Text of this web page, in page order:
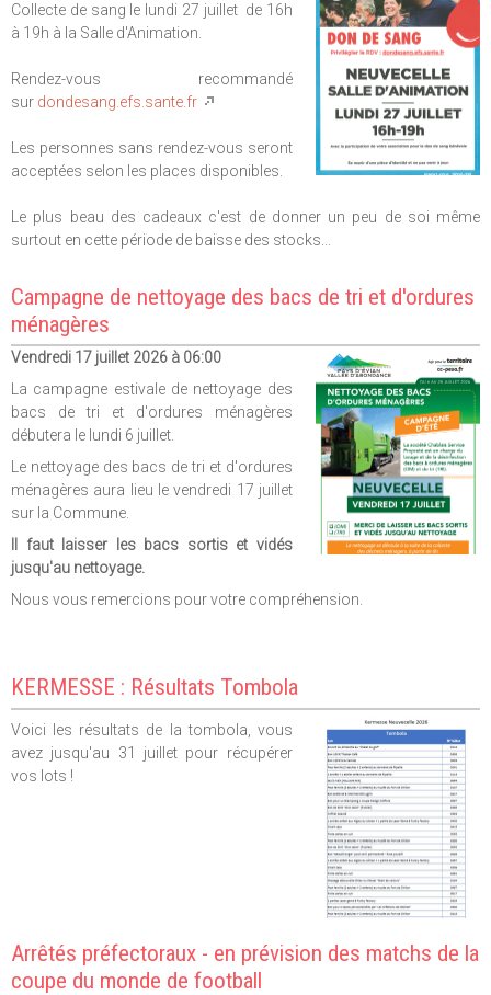
Collecte de sang le lundi 27 juillet de 16h
à 19h à la Salle d'Animation.
Rendez-vous recommandé
sur dondesang.efs.sante.fr
Les personnes sans rendez-vous seront
acceptées selon les places disponibles.
Le plus beau des cadeaux c'est de donner un peu de soi même
surtout en cette période de baisse des stocks...
Campagne de nettoyage des bacs de tri et d'ordures
ménagères
Vendredi 17 juillet 2026 à 06:00
La campagne estivale de nettoyage des
bacs de tri et d'ordures ménagères
débutera le lundi 6 juillet.
Le nettoyage des bacs de tri et d'ordures
ménagères aura lieu le vendredi 17 juillet
sur la Commune.
Il faut laisser les bacs sortis et vidés
jusqu'au nettoyage.
Nous vous remercions pour votre compréhension.
KERMESSE : Résultats Tombola
Voici les résultats de la tombola, vous
avez jusqu'au 31 juillet pour récupérer
vos lots !
Arrêtés préfectoraux - en prévision des matchs de la
coupe du monde de football